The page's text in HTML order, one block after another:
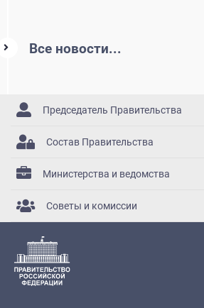
Все новости...
Председатель Правительства
Состав Правительства
Министерства и ведомства
Советы и комиссии